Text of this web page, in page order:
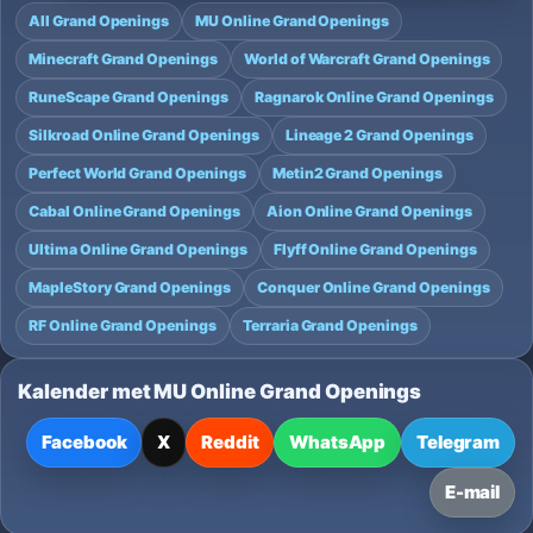
All Grand Openings MU Online Grand Openings
Minecraft Grand Openings World of Warcraft Grand Openings
RuneScape Grand Openings Ragnarok Online Grand Openings
Silkroad Online Grand Openings Lineage 2 Grand Openings
Perfect World Grand Openings Metin2 Grand Openings
Cabal Online Grand Openings Aion Online Grand Openings
Ultima Online Grand Openings Flyff Online Grand Openings
MapleStory Grand Openings Conquer Online Grand Openings
RF Online Grand Openings Terraria Grand Openings
Kalender met MU Online Grand Openings
Facebook X Reddit WhatsApp Telegram
E-mail